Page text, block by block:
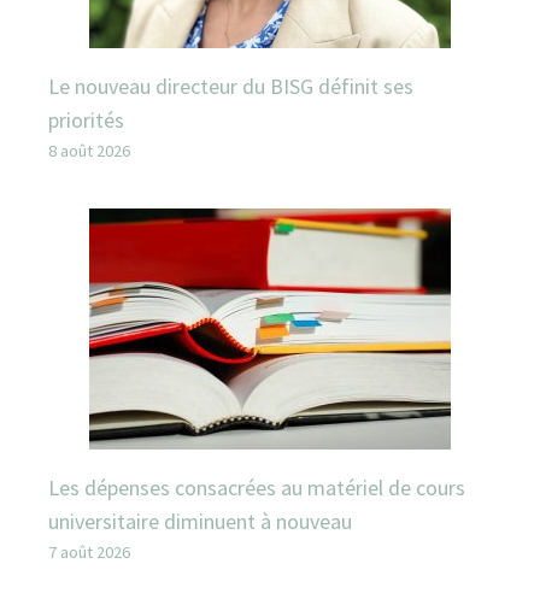
Le nouveau directeur du BISG définit ses
priorités
8 août 2026
Les dépenses consacrées au matériel de cours
universitaire diminuent à nouveau
7 août 2026